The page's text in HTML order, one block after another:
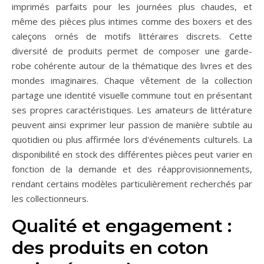
imprimés parfaits pour les journées plus chaudes, et
même des pièces plus intimes comme des boxers et des
caleçons ornés de motifs littéraires discrets. Cette
diversité de produits permet de composer une garde-
robe cohérente autour de la thématique des livres et des
mondes imaginaires. Chaque vêtement de la collection
partage une identité visuelle commune tout en présentant
ses propres caractéristiques. Les amateurs de littérature
peuvent ainsi exprimer leur passion de manière subtile au
quotidien ou plus affirmée lors d'événements culturels. La
disponibilité en stock des différentes pièces peut varier en
fonction de la demande et des réapprovisionnements,
rendant certains modèles particulièrement recherchés par
les collectionneurs.
Qualité et engagement :
des produits en coton